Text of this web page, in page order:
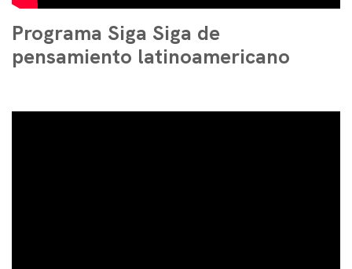
Programa Siga Siga de
pensamiento latinoamericano